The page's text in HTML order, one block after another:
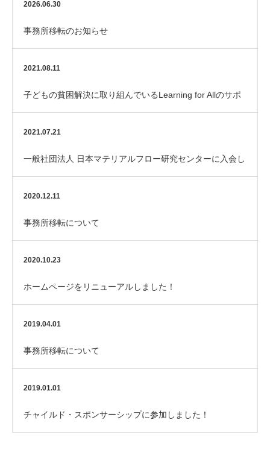
2026.06.30
事務所移転のお知らせ
2021.08.11
子どもの貧困解決に取り組んでいるLearning for Allのサポ
ーターになりました。
2021.07.21
一般社団法人 日本マテリアルフロー研究センターに入会し
ました。
2020.12.11
事務所移転について
2020.10.23
ホームページをリニューアルしました！
2019.04.01
事務所移転について
2019.01.01
チャイルド・スポンサーシップに参加しました！